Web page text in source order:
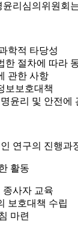
리심의위원회
학적 타당성
한 절차에 따라
관한 사항
보보호대책
윤리 및 안전에
연구의 진행과
활동
종사자 교육
보호대책 수립
마련